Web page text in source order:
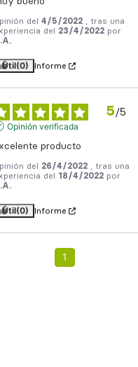
del 4/5/2022
, tras una
del
23/4/2022 por
Útil(0) Informe
5/5
Opinión verificada
producto
del 26/4/2022
, tras una
del
18/4/2022 por
Útil(0) Informe
1